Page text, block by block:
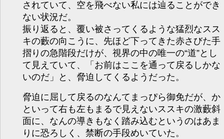
されていて、空を飛べない私には辿ることができ
ない状況だ。
振り返ると、覆い被さってくるような猛烈なスス
キの藪の向こうに、先ほど下ってきた赤さびた手
摺りの急階段だけが、視界の中の唯一の“道”とし
て見えていて、「お前はここを通って戻るしかな
いのだ」と、脅迫してくるようだった。
脅迫に屈して戻るのなんてまっぴら御免だが、か
といって右も左もまるで見えないススキの激藪斜
面に、なんの導きもなく踏み込むというのはあま
りに恐ろしく、禁断の手段めいていた。